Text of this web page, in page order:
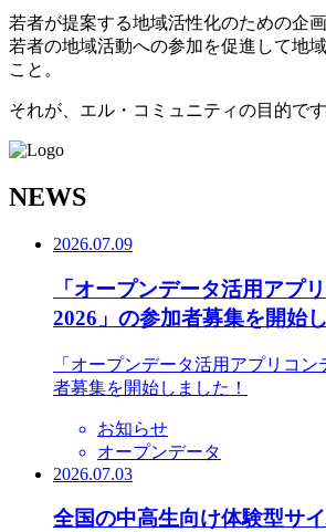
若者が提案する地域活性化のための企画
若者の地域活動への参加を促進して地
こと。
それが、エル・コミュニティの目的です
NEWS
2026.07.09
「オープンデータ活用アプ
2026」の参加者募集を開始
「オープンデータ活用アプリコン
者募集を開始しました！
お知らせ
オープンデータ
2026.07.03
全国の中高生向け体験型サ